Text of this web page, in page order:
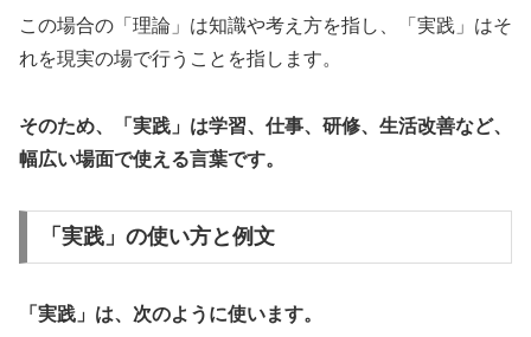
この場合の「理論」は知識や考え方を指し、「実践」はそ
れを現実の場で行うことを指します。
そのため、「実践」は学習、仕事、研修、生活改善など、
幅広い場面で使える言葉です。
「実践」の使い方と例文
「実践」は、次のように使います。